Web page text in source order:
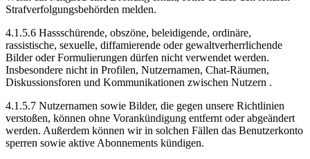
Strafverfolgungsbehörden melden.
4.1.5.6 Hassschürende, obszöne, beleidigende, ordinäre,
rassistische, sexuelle, diffamierende oder gewaltverherrlichende
Bilder oder Formulierungen dürfen nicht verwendet werden.
Insbesondere nicht in Profilen, Nutzernamen, Chat-Räumen,
Diskussionsforen und Kommunikationen zwischen Nutzern .
4.1.5.7 Nutzernamen sowie Bilder, die gegen unsere Richtlinien
verstoßen, können ohne Vorankündigung entfernt oder abgeändert
werden. Außerdem können wir in solchen Fällen das Benutzerkonto
sperren sowie aktive Abonnements kündigen.